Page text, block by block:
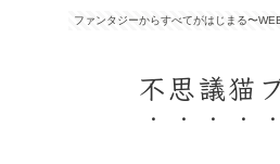
ファンタジーからすべてがはじまる〜
不思議猫